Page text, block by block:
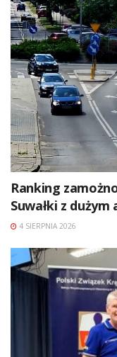
Ranking
Suwałki z dużym
4 SIERPNIA 2026